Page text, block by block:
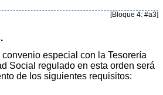
[Bloque 4: #a3]
especial con la Tesorería
Social regulado en esta orden será
de los siguientes requisitos: